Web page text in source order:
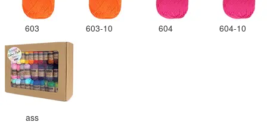
603 603-10 604 604-10
ass